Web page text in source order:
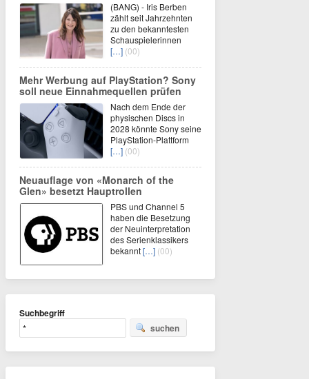
(BANG) - Iris Berben
zählt seit Jahrzehnten
zu den bekanntesten
Schauspielerinnen
[…] (00)
Mehr Werbung auf PlayStation? Sony
soll neue Einnahmequellen prüfen
Nach dem Ende der
physischen Discs in
2028 könnte Sony seine
PlayStation-Plattform
[…] (00)
Neuauflage von «Monarch of the
Glen» besetzt Hauptrollen
PBS und Channel 5
haben die Besetzung
der Neuinterpretation
des Serienklassikers
bekannt[…] (00)
Suchbegriff
suchen